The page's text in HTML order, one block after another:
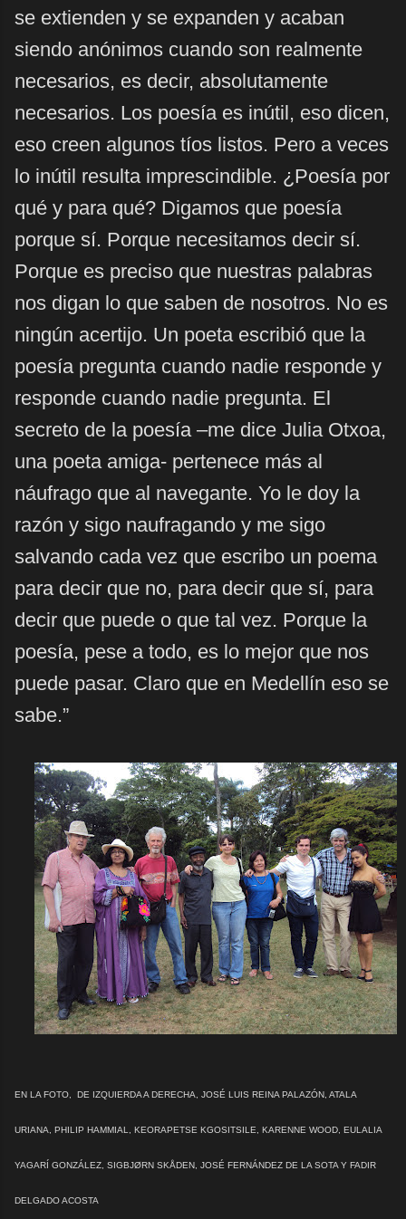
se extienden y se expanden y acaban
siendo anónimos cuando son realmente
necesarios, es decir, absolutamente
necesarios. Los poesía es inútil, eso dicen,
eso creen algunos tíos listos. Pero a veces
lo inútil resulta imprescindible. ¿Poesía por
qué y para qué? Digamos que poesía
porque sí. Porque necesitamos decir sí.
Porque es preciso que nuestras palabras
nos digan lo que saben de nosotros. No es
ningún acertijo. Un poeta escribió que la
poesía pregunta cuando nadie responde y
responde cuando nadie pregunta. El
secreto de la poesía –me dice Julia Otxoa,
una poeta amiga- pertenece más al
náufrago que al navegante. Yo le doy la
razón y sigo naufragando y me sigo
salvando cada vez que escribo un poema
para decir que no, para decir que sí, para
decir que puede o que tal vez. Porque la
poesía, pese a todo, es lo mejor que nos
puede pasar. Claro que en Medellín eso se
sabe.”
EN LA FOTO, DE IZQUIERDA A DERECHA, JOSÉ LUIS REINA PALAZÓN, ATALA
URIANA, PHILIP HAMMIAL, KEORAPETSE KGOSITSILE, KARENNE WOOD, EULALIA
YAGARÍ GONZÁLEZ, SIGBJØRN SKÅDEN, JOSÉ FERNÁNDEZ DE LA SOTA Y FADIR
DELGADO ACOSTA